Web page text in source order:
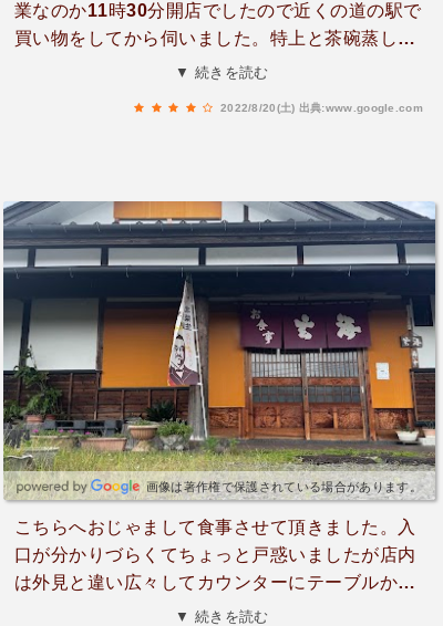
業なのか11時30分開店でしたので近くの道の駅で
買い物をしてから伺いました。特上と茶碗蒸しを
注文し手前4巻はお塩が降ってありレモンで奥4巻
開店丁度に伺う予定の方は事前に電話した方が確
実かと。
▼ 続きを読む
2022/8/20(土) 出典:www.google.com
画像は著作権で保護されている場合があります。
こちらへおじゃまして食事させて頂きました。入
口が分かりづらくてちょっと戸惑いましたが店内
は外見と違い広々してカウンターにテーブルか座
敷まで雰囲気は良いです。お店は年配のご夫婦で
▼ 続きを読む